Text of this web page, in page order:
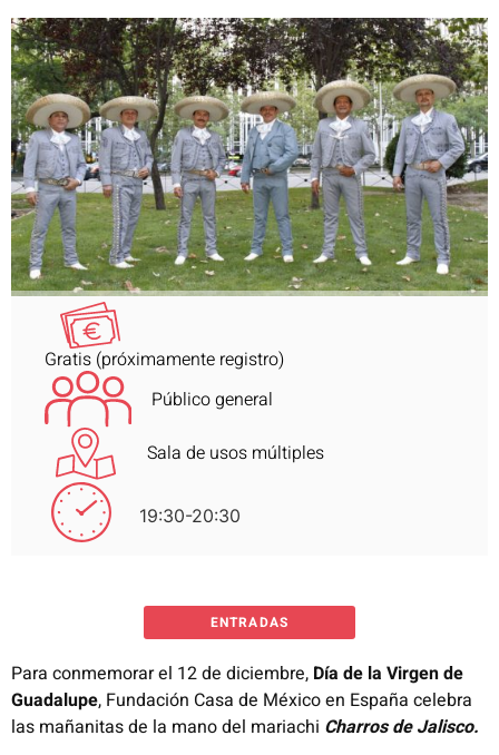
Gratis (próximamente registro)
Público general
Sala de usos múltiples
19:30-20:30
ENTRADAS
Para conmemorar el 12 de diciembre, Día de la Virgen de
Guadalupe, Fundación Casa de México en España celebra
las mañanitas de la mano del mariachi Charros de Jalisco.